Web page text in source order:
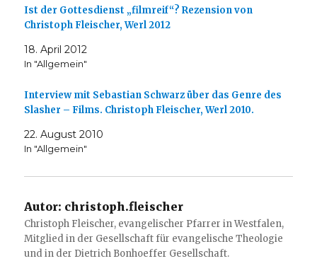
Ist der Gottesdienst „filmreif“? Rezension von
Christoph Fleischer, Werl 2012
18. April 2012
In "Allgemein"
Interview mit Sebastian Schwarz über das Genre des
Slasher – Films. Christoph Fleischer, Werl 2010.
22. August 2010
In "Allgemein"
Autor: christoph.fleischer
Christoph Fleischer, evangelischer Pfarrer in Westfalen,
Mitglied in der Gesellschaft für evangelische Theologie
und in der Dietrich Bonhoeffer Gesellschaft.